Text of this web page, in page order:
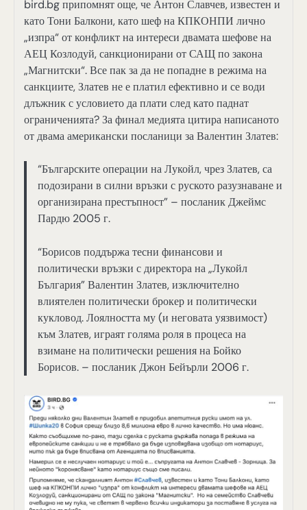
bird.bg припомнят още, че Антон Славчев, известен и
като Тони Балкони, като шеф на КПКОНПИ лично
„изпра“ от конфликт на интереси двамата шефове на
АЕЦ Козлодуй, санкционирани от САЩ по закона
„Магнитски“. Все пак за да не попадне в режима на
санкциите, Златев не е платил ефективно и се води
длъжник с условието да плати след като паднат
ограниченията? За финал медията цитира написаното
от двама американски посланици за Валентин Златев:
“Българските операции на Лукойл, чрез Златев, са
подозирани в силни връзки с руското разузнаване и
организирана престъпност” – посланик Джеймс
Пардю 2005 г.
“Борисов поддържа тесни финансови и
политически връзки с директора на „Лукойл
България” Валентин Златев, изключително
влиятелен политически брокер и политически
кукловод. Лоялността му (и неговата уязвимост)
към Златев, играят голяма роля в процеса на
взимане на политически решения на Бойко
Борисов. – посланик Джон Бейърли 2006 г.